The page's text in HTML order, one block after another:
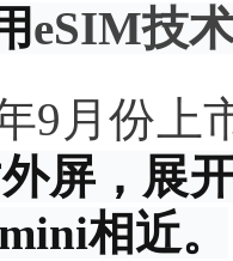
eSIM技
9月份上
屏，展
相近。